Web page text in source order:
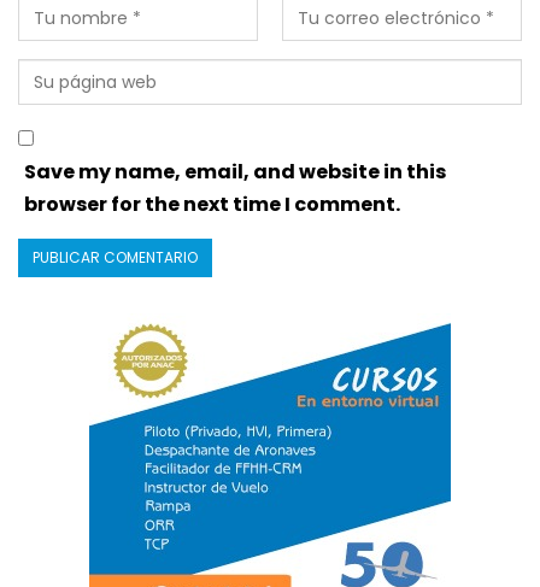
Save my name, email, and website in this
browser for the next time I comment.